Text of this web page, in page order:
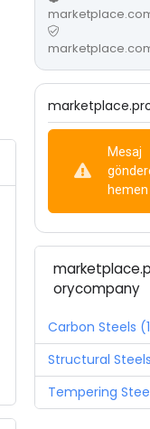
Mesaj
orycompany
Carbon Steels
Structural
Tempering